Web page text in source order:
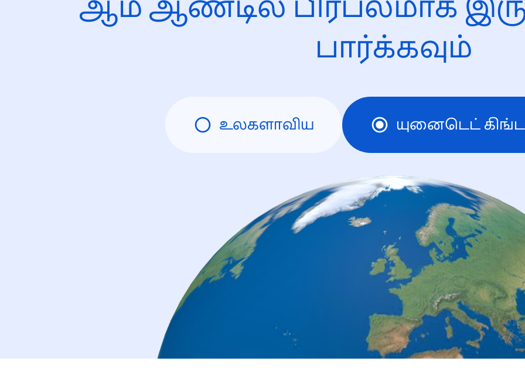
ஆம் ஆண்டில் பிரபலமாக
பார்க்கவும்
உலகளாவிய யுனைடெட்